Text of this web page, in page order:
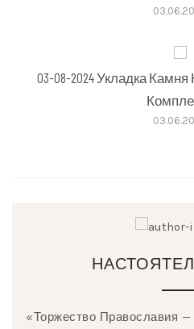
03-08-2024 Укладка
«Торжество Православия —